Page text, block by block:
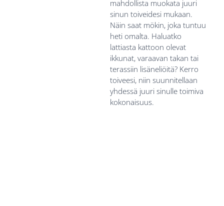
mahdollista muokata juuri
sinun toiveidesi mukaan.
Näin saat mökin, joka tuntuu
heti omalta. Haluatko
lattiasta kattoon olevat
ikkunat, varaavan takan tai
terassiin lisäneliöitä? Kerro
toiveesi, niin suunnitellaan
yhdessä juuri sinulle toimiva
kokonaisuus.